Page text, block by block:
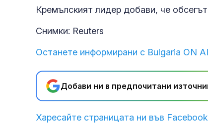
Кремълският лидер добави, че
Снимки: Reuters
Останете информирани с Bulgaria ON
Добави ни в предпочитани
Харесайте страницата ни във Facebook